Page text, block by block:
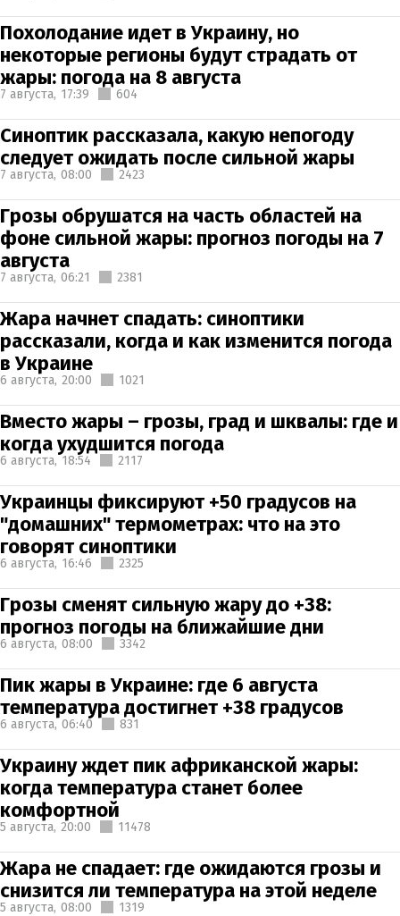
Похолодание идет в Украину, но
некоторые регионы будут страдать от
жары: погода на 8 августа
7 августа, 17:39 604
Синоптик рассказала, какую непогоду
следует ожидать после сильной жары
7 августа, 08:00 2423
Грозы обрушатся на часть областей на
фоне сильной жары: прогноз погоды на 7
августа
7 августа, 06:21 2381
Жара начнет спадать: синоптики
рассказали, когда и как изменится погода
в Украине
6 августа, 20:00 1021
Вместо жары – грозы, град и шквалы: где и
когда ухудшится погода
6 августа, 18:54 2117
Украинцы фиксируют +50 градусов на
"домашних" термометрах: что на это
говорят синоптики
6 августа, 16:46 2325
Грозы сменят сильную жару до +38:
прогноз погоды на ближайшие дни
6 августа, 08:00 3342
Пик жары в Украине: где 6 августа
температура достигнет +38 градусов
6 августа, 06:40 831
Украину ждет пик африканской жары:
когда температура станет более
комфортной
5 августа, 20:00 11478
Жара не спадает: где ожидаются грозы и
снизится ли температура на этой неделе
5 августа, 08:00 1319